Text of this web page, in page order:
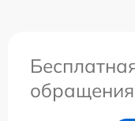
обращения